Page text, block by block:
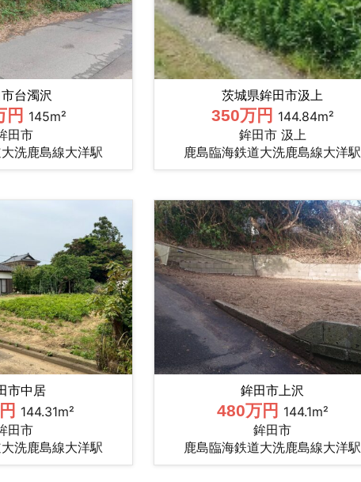
台濁沢
円 145m²
田市
洗鹿島線大洋駅
茨城県鉾田市汲上
350万円 144.84m²
鉾田市 汲上
鹿島臨海鉄道大洗鹿島線大洋駅
市中居
144.31m²
田市
洗鹿島線大洋駅
鉾田市上沢
480万円 144.1m²
鉾田市
鹿島臨海鉄道大洗鹿島線大洋駅